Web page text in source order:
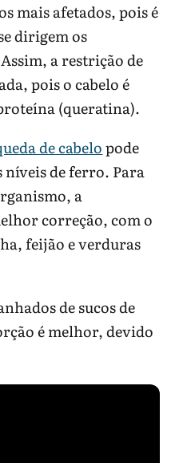
mais afetados, pois é
dirigem os
a restrição de
pois o cabelo é
(queratina).
de cabelopode
níveis de ferro. Para
a
correção, com o
feijão e verduras
de sucos de
é melhor, devido